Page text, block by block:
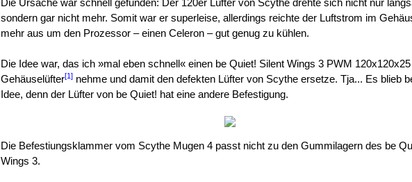
Die Ursache war schnell gefunden: Der 120er Lüfter von Scythe drehte sich nicht nur
sondern gar nicht mehr. Somit war er superleise, allerdings reichte der Luftstrom im
mehr aus um den Prozessor – einen Celeron – gut genug zu kühlen.
Die Idee war, das ich »mal eben schnell« einen be Quiet! Silent Wings 3 PWM 120x120x25
Gehäuselüfter[1] nehme und damit den defekten Lüfter von Scythe ersetze. Tja... Es blieb
Idee, denn der Lüfter von be Quiet! hat eine andere Befestigung.
Die Befestiungsklammer vom Scythe Mugen 4 passt nicht zu den Gummilagern des be
Wings 3.